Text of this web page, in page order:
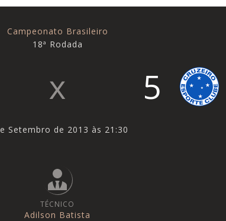
Campeonato Brasileiro
18ª Rodada
5
Setembro de 2013 às 21:30
TÉCNICO
Adilson Batista